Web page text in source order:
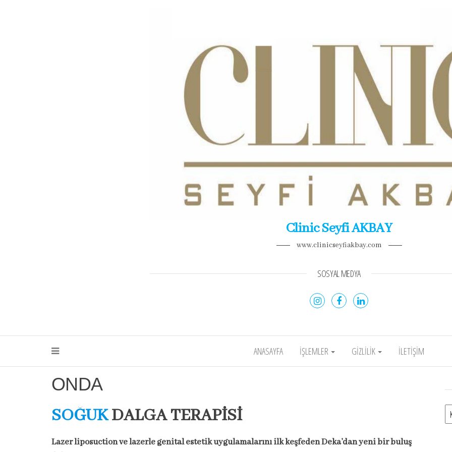
Clinic Seyfi AKBAY
www.clinicseyfiakbay.com
SOSYAL MEDYA
ANASAYFA İŞLEMLER GIZLILIK İLETIŞIM
ONDA
SOĞUKDALGA TERAPİSİ
Lazer liposuction ve lazerle genital estetik uygulamalarını ilk keşfeden Deka’dan yeni bir buluş